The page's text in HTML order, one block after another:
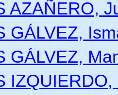
AZAÑERO,
GÁLVEZ,
GÁLVEZ,